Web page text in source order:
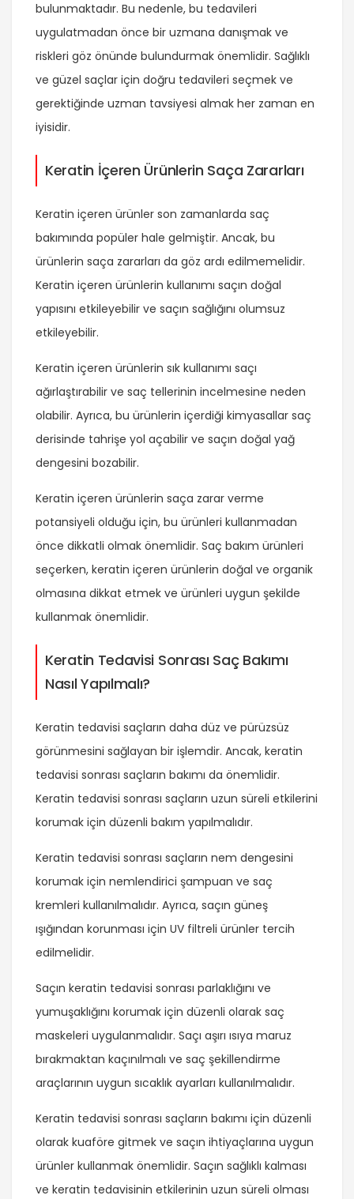
bulunmaktadır. Bu nedenle, bu tedavileri
uygulatmadan önce bir uzmana danışmak ve
riskleri göz önünde bulundurmak önemlidir. Sağlıklı
ve güzel saçlar için doğru tedavileri seçmek ve
gerektiğinde uzman tavsiyesi almak her zaman en
iyisidir.
Keratin İçeren Ürünlerin Saça Zararları
Keratin içeren ürünler son zamanlarda saç
bakımında popüler hale gelmiştir. Ancak, bu
ürünlerin saça zararları da göz ardı edilmemelidir.
Keratin içeren ürünlerin kullanımı saçın doğal
yapısını etkileyebilir ve saçın sağlığını olumsuz
etkileyebilir.
Keratin içeren ürünlerin sık kullanımı saçı
ağırlaştırabilir ve saç tellerinin incelmesine neden
olabilir. Ayrıca, bu ürünlerin içerdiği kimyasallar saç
derisinde tahrişe yol açabilir ve saçın doğal yağ
dengesini bozabilir.
Keratin içeren ürünlerin saça zarar verme
potansiyeli olduğu için, bu ürünleri kullanmadan
önce dikkatli olmak önemlidir. Saç bakım ürünleri
seçerken, keratin içeren ürünlerin doğal ve organik
olmasına dikkat etmek ve ürünleri uygun şekilde
kullanmak önemlidir.
Keratin Tedavisi Sonrası Saç Bakımı
Nasıl Yapılmalı?
Keratin tedavisi saçların daha düz ve pürüzsüz
görünmesini sağlayan bir işlemdir. Ancak, keratin
tedavisi sonrası saçların bakımı da önemlidir.
Keratin tedavisi sonrası saçların uzun süreli etkilerini
korumak için düzenli bakım yapılmalıdır.
Keratin tedavisi sonrası saçların nem dengesini
korumak için nemlendirici şampuan ve saç
kremleri kullanılmalıdır. Ayrıca, saçın güneş
ışığından korunması için UV filtreli ürünler tercih
edilmelidir.
Saçın keratin tedavisi sonrası parlaklığını ve
yumuşaklığını korumak için düzenli olarak saç
maskeleri uygulanmalıdır. Saçı aşırı ısıya maruz
bırakmaktan kaçınılmalı ve saç şekillendirme
araçlarının uygun sıcaklık ayarları kullanılmalıdır.
Keratin tedavisi sonrası saçların bakımı için düzenli
olarak kuaföre gitmek ve saçın ihtiyaçlarına uygun
ürünler kullanmak önemlidir. Saçın sağlıklı kalması
ve keratin tedavisinin etkilerinin uzun süreli olması